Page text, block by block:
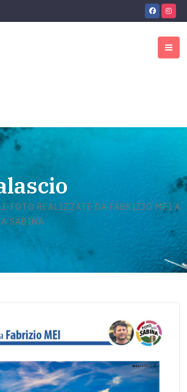
FOTO REALIZZATE DA FABRIZIO MEI A
SABINA